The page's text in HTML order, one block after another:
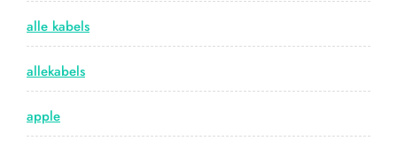
alle kabels
allekabels
apple